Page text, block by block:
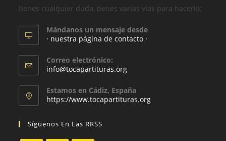
tienes cualquier duda, tienes varias vías para hacerlo:
Mándanos un mensaje desde
· nuestra página de contacto ·
Correo electrónico:
info@tocapartituras.org
Estamos en Cádiz, España
https://www.tocapartituras.org
Síguenos En Las RRSS